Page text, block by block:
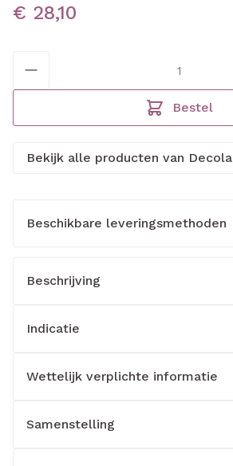
€ 28,10
Bestel
Bekijk alle producten van Decola
Beschikbare leveringsmethoden
Beschrijving
Indicatie
Wettelijk verplichte informatie
Samenstelling